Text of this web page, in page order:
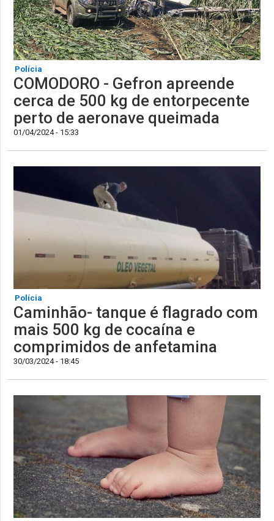
Polícia
COMODORO - Gefron apreende
cerca de 500 kg de entorpecente
perto de aeronave queimada
01/04/2024 - 15:33
Polícia
Caminhão- tanque é flagrado com
mais 500 kg de cocaína e
comprimidos de anfetamina
30/03/2024 - 18:45